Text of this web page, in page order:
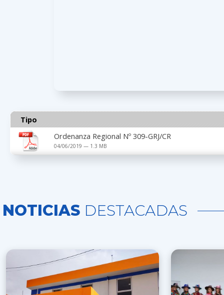
Tipo
Ordenanza Regional Nº 309-GRJ/CR
04/06/2019 — 1.3 MB
NOTICIAS DESTACADAS